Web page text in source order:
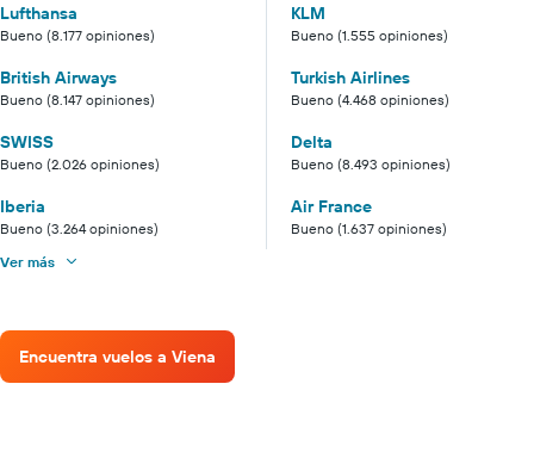
Lufthansa
Bueno (8.177 opiniones)
KLM
Bueno (1.555 opiniones)
British Airways
Bueno (8.147 opiniones)
Turkish Airlines
Bueno (4.468 opiniones)
SWISS
Bueno (2.026 opiniones)
Delta
Bueno (8.493 opiniones)
Iberia
Bueno (3.264 opiniones)
Air France
Bueno (1.637 opiniones)
Ver más
Encuentra vuelos a Viena